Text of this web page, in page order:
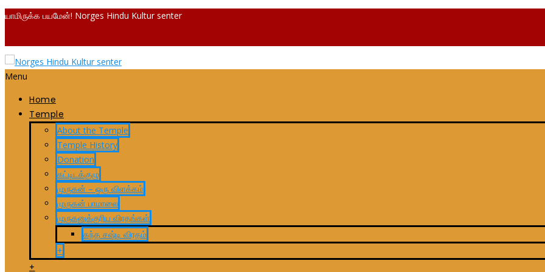
யாமிருக்க பயமேன்! Norges Hindu Kultur senter
Menu
Home
Temple
About the Temple
Temple History
Donation
கட்டிடக்குழு
முருகன் – ஒரு விளக்கம்
முருகன் பாமாலை
முருகனுக்குரிய விரதங்கள்
கந்த சஷ்டி விரதம்
+
+